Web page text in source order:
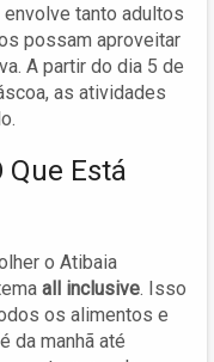
tanto adultos
possam aproveitar
A partir do dia 5 de
as atividades
Está
o Atibaia
all inclusive. Isso
os alimentos e
da manhã até